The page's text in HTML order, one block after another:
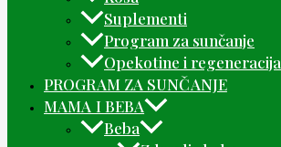
Suplementi
Program za sunčanje
Opekotine i regeneracija
PROGRAM ZA SUNČANJE
MAMA I BEBA
Beba